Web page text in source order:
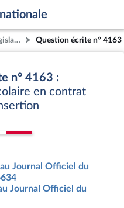
Question écrite n° 4163
n° 4163 :
en contrat
Journal Officiel du
Journal Officiel du